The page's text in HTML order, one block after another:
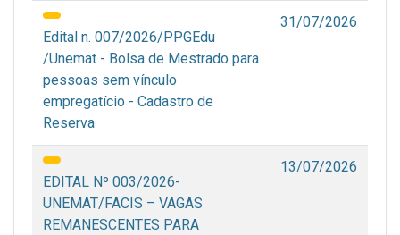
Edital n. 007/2026/PPGEdu
/Unemat - Bolsa de Mestrado para
pessoas sem vínculo
empregatício - Cadastro de
Reserva
31/07/2026
EDITAL Nº 003/2026-
UNEMAT/FACIS – VAGAS
REMANESCENTES PARA
13/07/2026